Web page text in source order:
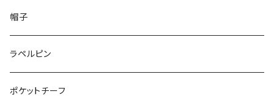
50/XL～
48/L
50/XL～
26cm～
27cm～
28cm～
帽子
ラペルピン
ポケットチーフ